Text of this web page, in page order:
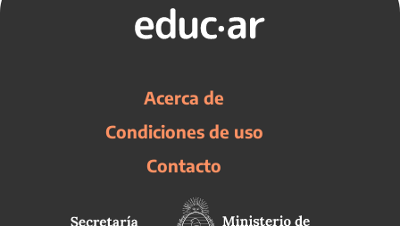
Acerca de
Condiciones de uso
Contacto